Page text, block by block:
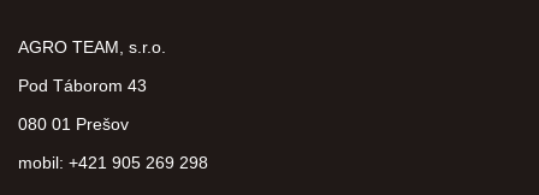
AGRO TEAM, s.r.o.
Pod Táborom 43
080 01 Prešov
mobil: +421 905 269 298